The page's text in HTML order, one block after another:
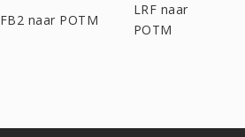
FB2 naar POTM
LRF naar
POTM